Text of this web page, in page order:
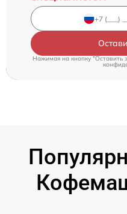
Нажимая на кнопку "Оставить